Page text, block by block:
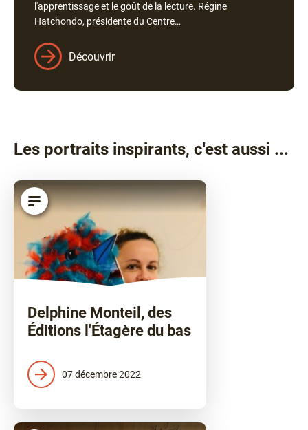
l'apprentissage et le goût de la lecture. Régine
Hatchondo, présidente du Centre…
Découvrir
Les portraits inspirants, c'est aussi ...
article
Delphine Monteil, des
Éditions l'Étagère du bas
07 décembre 2022